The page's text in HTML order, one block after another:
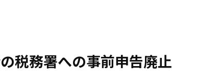
税務署への事前申告廃止